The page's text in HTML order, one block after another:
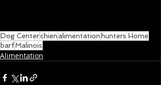
Dog Centerchienalimentation hunters Home
barfMalinois
Alimentation